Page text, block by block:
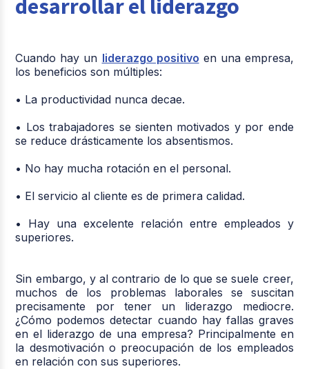
desarrollar el liderazgo
Cuando hay un liderazgo positivo en una empresa,
los beneficios son múltiples:
• La productividad nunca decae.
• Los trabajadores se sienten motivados y por ende
se reduce drásticamente los absentismos.
• No hay mucha rotación en el personal.
• El servicio al cliente es de primera calidad.
• Hay una excelente relación entre empleados y
superiores.
Sin embargo, y al contrario de lo que se suele creer,
muchos de los problemas laborales se suscitan
precisamente por tener un liderazgo mediocre.
¿Cómo podemos detectar cuando hay fallas graves
en el liderazgo de una empresa? Principalmente en
la desmotivación o preocupación de los empleados
en relación con sus superiores.